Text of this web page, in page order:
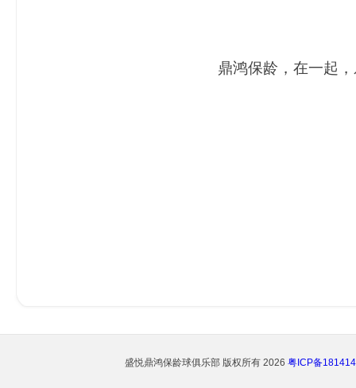
鼎鸿保龄，在一起
盛悦鼎鸿保龄球俱乐部 版权所有 2026 粤ICP备